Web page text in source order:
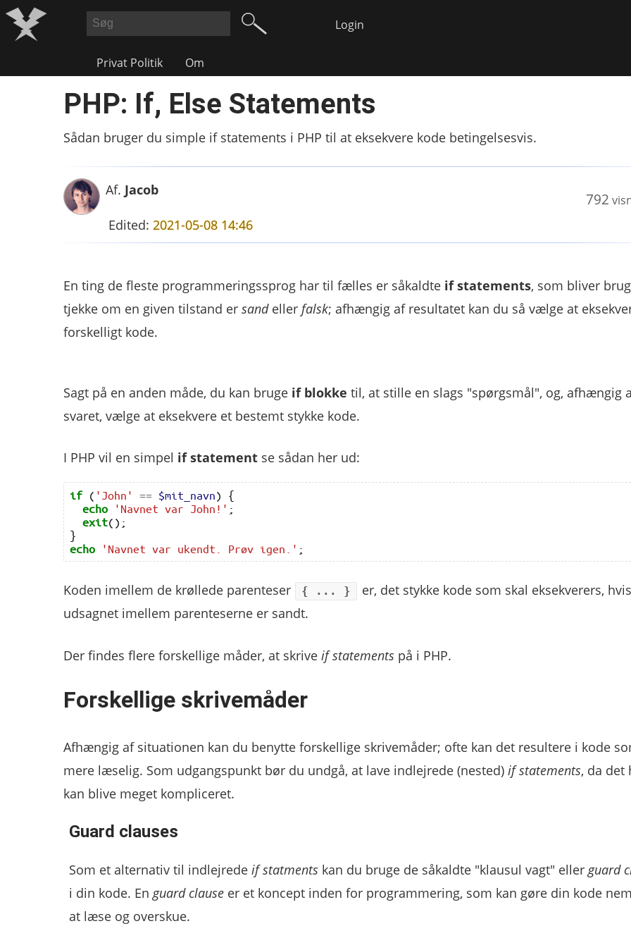
Login
Privat Politik Om
PHP: If, Else Statements
Sådan bruger du simple if statements i PHP til at eksekvere kode betingelsesvis.
792
Af. Jacob
Edited: 2021-05-08 14:46
En ting de fleste programmeringssprog har til fælles er såkaldte if statements, som bliver
tjekke om en given tilstand er sandeller falsk; afhængig af resultatet kan du så vælge at
forskelligt kode.
Sagt på en anden måde, du kan bruge if blokke til, at stille en slags "spørgsmål", og, afhængig
svaret, vælge at eksekvere et bestemt stykke kode.
I PHP vil en simpel if statementse sådan her ud:
if ( 'John' == $mit_navn)
{
echo
'Navnet var John!' ;
exit();
}
echo
'Navnet var ukendt. Prøv igen.' ;
Koden imellem de krøllede parenteser { ... }
er, det stykke kode som skal eksekverers, hvis
udsagnet imellem parenteserne er sandt.
Der findes flere forskellige måder, at skrive if statementspå i PHP.
Forskellige skrivemåder
Afhængig af situationen kan du benytte forskellige skrivemåder; ofte kan det resultere i kode
mere læselig. Som udgangspunkt bør du undgå, at lave indlejrede (nested) if statements, da det
kan blive meget kompliceret.
Guard clauses
Som et alternativ til indlejrede if statmentskan du bruge de såkaldte "klausul vagt" ellerguard
i din kode. Enguard clauseer et koncept inden for programmering, som kan gøre din kode
at læse og overskue.